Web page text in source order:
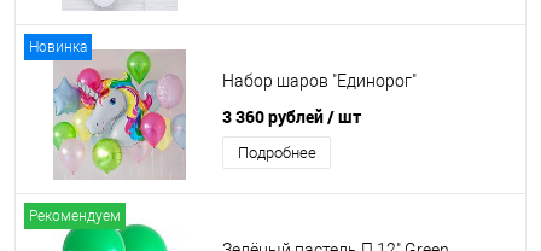
Новинка
Набор шаров "Единорог"
3 360 рублей/ шт
Подробнее
Рекомендуем